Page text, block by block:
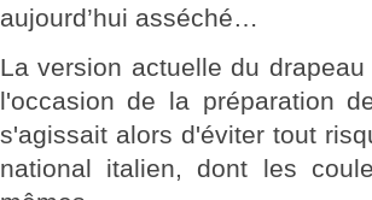
aujourd’hui asséché…
La version actuelle du
l'occasion de la préparation
s'agissait alors d'éviter tout
national italien, dont les